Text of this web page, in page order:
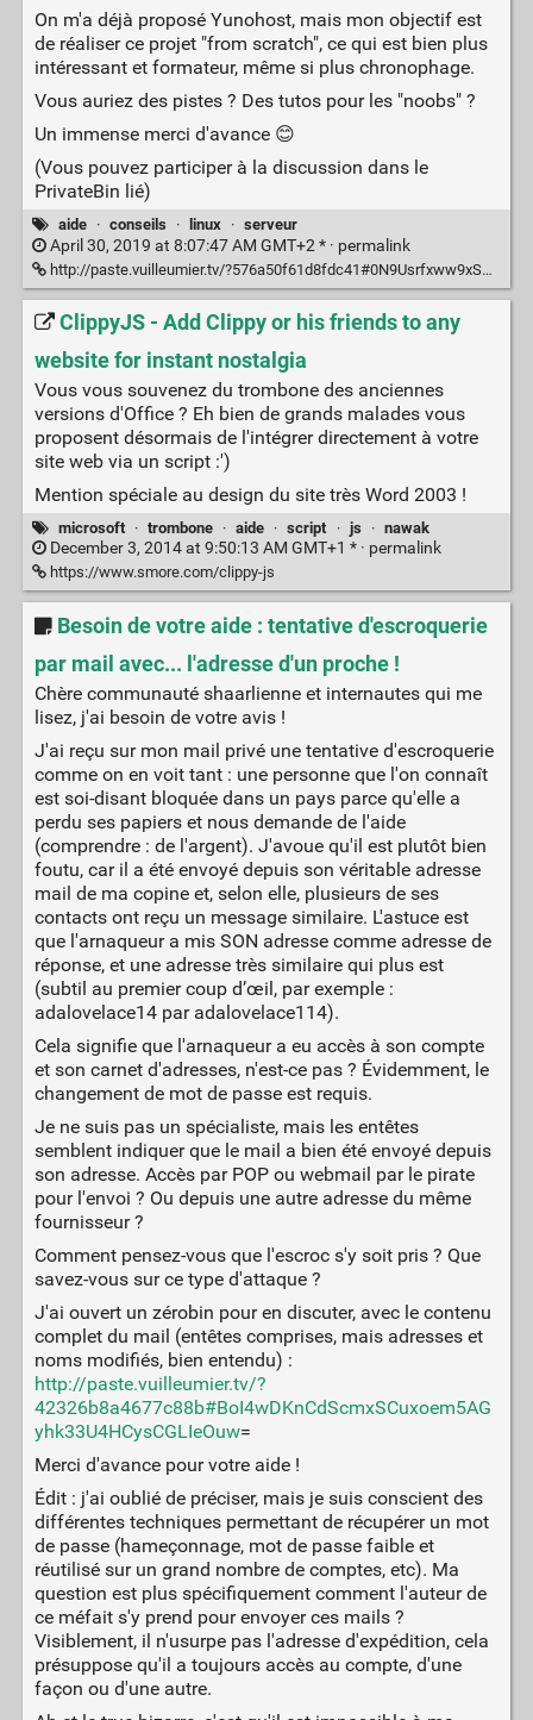
On m'a déjà proposé Yunohost, mais mon objectif est
de réaliser ce projet "from scratch", ce qui est bien plus
intéressant et formateur, même si plus chronophage.
Vous auriez des pistes ? Des tutos pour les "noobs" ?
Un immense merci d'avance 😊
(Vous pouvez participer à la discussion dans le
PrivateBin lié)
aide · conseils · linux · serveur
April 30, 2019 at 8:07:47 AM GMT+2 * · permalink
http://paste.vuilleumier.tv/?576a50f61d8fdc41#0N9Usrfxww9xSSrk+nq+idMFz7vKmA5Cug9BbprrxIk=
ClippyJS - Add Clippy or his friends to any
website for instant nostalgia
Vous vous souvenez du trombone des anciennes
versions d'Office ? Eh bien de grands malades vous
proposent désormais de l'intégrer directement à votre
site web via un script :')
Mention spéciale au design du site très Word 2003 !
microsoft · trombone · aide · script · js · nawak
December 3, 2014 at 9:50:13 AM GMT+1 * · permalink
https://www.smore.com/clippy-js
Besoin de votre aide : tentative d'escroquerie
par mail avec... l'adresse d'un proche !
Chère communauté shaarlienne et internautes qui me
lisez, j'ai besoin de votre avis !
J'ai reçu sur mon mail privé une tentative d'escroquerie
comme on en voit tant : une personne que l'on connaît
est soi-disant bloquée dans un pays parce qu'elle a
perdu ses papiers et nous demande de l'aide
(comprendre : de l'argent). J'avoue qu'il est plutôt bien
foutu, car il a été envoyé depuis son véritable adresse
mail de ma copine et, selon elle, plusieurs de ses
contacts ont reçu un message similaire. L'astuce est
que l'arnaqueur a mis SON adresse comme adresse de
réponse, et une adresse très similaire qui plus est
(subtil au premier coup d’œil, par exemple :
adalovelace14 par adalovelace114).
Cela signifie que l'arnaqueur a eu accès à son compte
et son carnet d'adresses, n'est-ce pas ? Évidemment, le
changement de mot de passe est requis.
Je ne suis pas un spécialiste, mais les entêtes
semblent indiquer que le mail a bien été envoyé depuis
son adresse. Accès par POP ou webmail par le pirate
pour l'envoi ? Ou depuis une autre adresse du même
fournisseur ?
Comment pensez-vous que l'escroc s'y soit pris ? Que
savez-vous sur ce type d'attaque ?
J'ai ouvert un zérobin pour en discuter, avec le contenu
complet du mail (entêtes comprises, mais adresses et
noms modifiés, bien entendu) :
http://paste.vuilleumier.tv/?
42326b8a4677c88b#BoI4wDKnCdScmxSCuxoem5AG
yhk33U4HCysCGLIeOuw=
Merci d'avance pour votre aide !
Édit : j'ai oublié de préciser, mais je suis conscient des
différentes techniques permettant de récupérer un mot
de passe (hameçonnage, mot de passe faible et
réutilisé sur un grand nombre de comptes, etc). Ma
question est plus spécifiquement comment l'auteur de
ce méfait s'y prend pour envoyer ces mails ?
Visiblement, il n'usurpe pas l'adresse d'expédition, cela
présuppose qu'il a toujours accès au compte, d'une
façon ou d'une autre.